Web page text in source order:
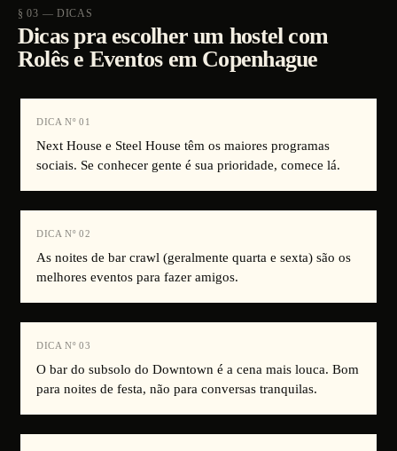
§ 03 — DICAS
Dicas pra escolher um hostel com
Rolês e Eventos em Copenhague
DICA Nº 01
Next House e Steel House têm os maiores programas
sociais. Se conhecer gente é sua prioridade, comece lá.
DICA Nº 02
As noites de bar crawl (geralmente quarta e sexta) são os
melhores eventos para fazer amigos.
DICA Nº 03
O bar do subsolo do Downtown é a cena mais louca. Bom
para noites de festa, não para conversas tranquilas.